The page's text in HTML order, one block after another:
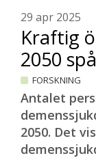
29 apr 2025
Kraftig
2050
FORSKNING
Antalet
2050. Det